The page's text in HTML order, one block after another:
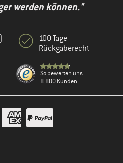
werden können."
100 Tage
Rückgaberecht
So bewerten uns
8.800 Kunden